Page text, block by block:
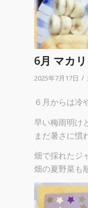
6月 マカ
2025年7月17日 /
６月からは冷
早い梅雨明け
まだ暑さに慣
畑で採れたジ
畑の夏野菜も